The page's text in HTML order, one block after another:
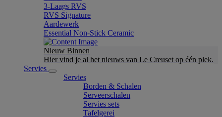
3-Laags RVS
RVS Signature
Aardewerk
Essential Non-Stick Ceramic
Nieuw Binnen
Hier vind je al het nieuws van Le Creuset op één plek.
Servies
Servies
Borden & Schalen
Serveerschalen
Servies sets
Tafelgerei